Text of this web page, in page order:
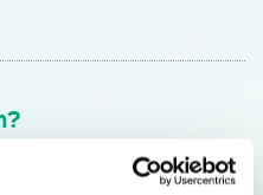
inspiratie, acties en tips
Vogelbescherming.